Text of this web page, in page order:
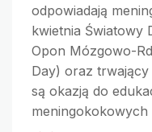
odpowiadają
kwietnia Światowy
Opon Mózgowo-
Day) oraz
są okazją do